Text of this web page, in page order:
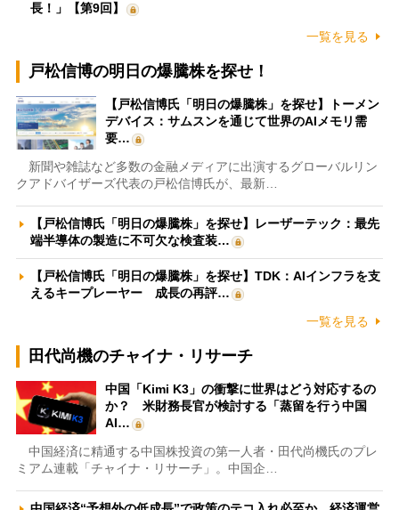
長！」【第9回】
一覧を見る
戸松信博の明日の爆騰株を探せ！
【戸松信博氏「明日の爆騰株」を探せ】トーメン
デバイス：サムスンを通じて世界のAIメモリ需
要…
新聞や雑誌など多数の金融メディアに出演するグローバルリン
クアドバイザーズ代表の戸松信博氏が、最新…
【戸松信博氏「明日の爆騰株」を探せ】レーザーテック：最先
端半導体の製造に不可欠な検査装…
【戸松信博氏「明日の爆騰株」を探せ】TDK：AIインフラを支
えるキープレーヤー 成長の再評…
一覧を見る
田代尚機のチャイナ・リサーチ
中国「Kimi K3」の衝撃に世界はどう対応するの
か？ 米財務長官が検討する「蒸留を行う中国
AI…
中国経済に精通する中国株投資の第一人者・田代尚機氏のプレ
ミアム連載「チャイナ・リサーチ」。中国企…